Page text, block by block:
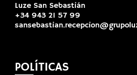
Luze San Sebastián
+34 943 21 57 99
POLÍTICAS